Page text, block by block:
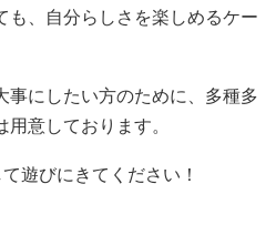
も、自分らしさを楽しめるケー
事にしたい方のために、多種多
意しております。
遊びにきてください！